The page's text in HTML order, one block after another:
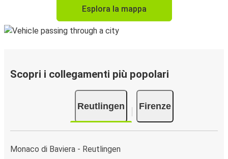
Esplora la mappa
Scopri i collegamenti più popolari
Reutlingen Firenze
Monaco di Baviera - Reutlingen